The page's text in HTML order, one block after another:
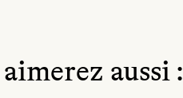
aussi :